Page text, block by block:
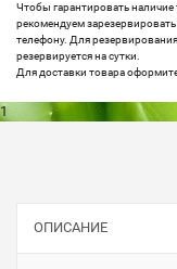
Чтобы гарантировать
рекомендуем
телефону. Для
резервируется на сутки.
Для доставки товара
1
ОПИСАНИЕ